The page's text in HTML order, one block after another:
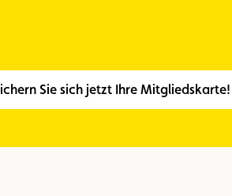
Sichern Sie sich jetzt Ihre Mitgliedskarte!